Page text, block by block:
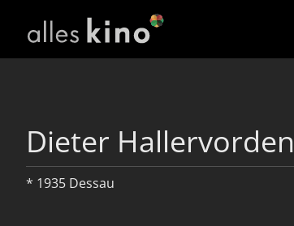
Dieter Hallervorden
* 1935 Dessau